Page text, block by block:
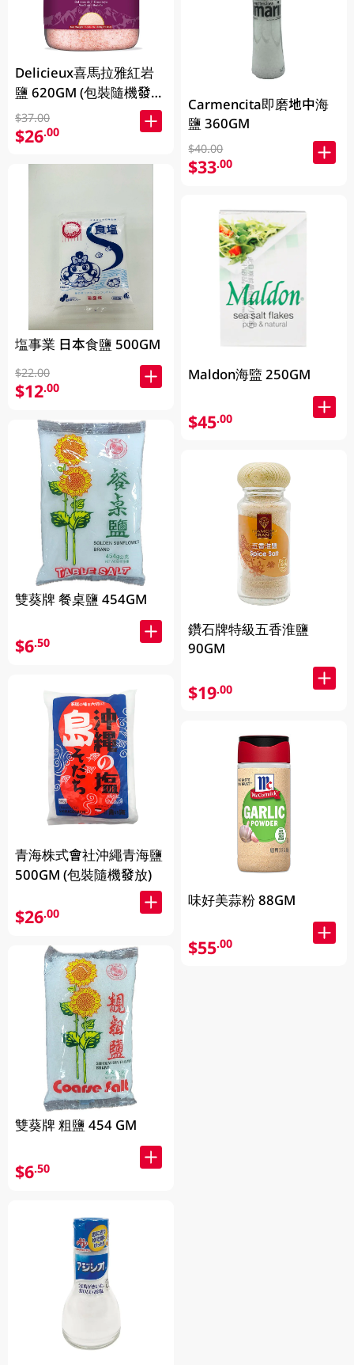
Delicieux喜馬拉雅紅岩
鹽 620GM (包裝隨機發
放)
$37.00
$26.00
塩事業 日本食鹽 500GM
$22.00
$12.00
雙葵牌 餐桌鹽 454GM
$6.50
青海株式會社沖繩青海鹽
500GM (包裝隨機發放)
$26.00
雙葵牌 粗鹽 454 GM
$6.50
Carmencita即磨地中海
鹽 360GM
$40.00
$33.00
Maldon海盬 250GM
$45.00
鑽石牌特級五香淮鹽
90GM
$19.00
味好美蒜粉 88GM
$55.00